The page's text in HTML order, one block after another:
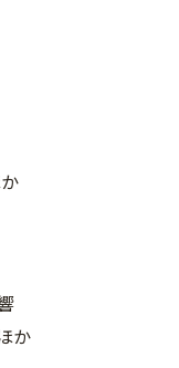
る研究
ンスの関連性
ついての研究
らした影響
える影響
ング論 ほか
か